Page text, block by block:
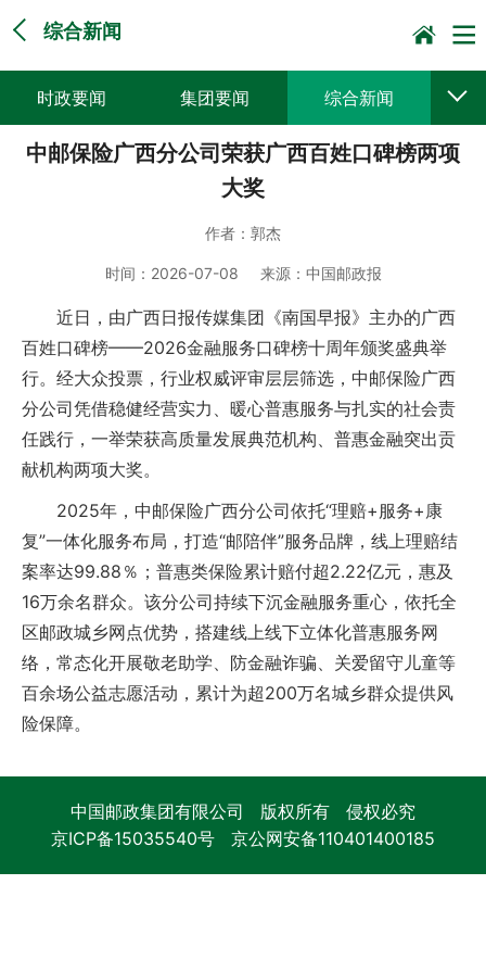
综合新闻
时政要闻 集团要闻 综合新闻
媒体聚焦 党建动态 普遍服务
中邮保险广西分公司荣获广西百姓口碑榜两项
大奖
作者： 郭杰
时间： 2026-07-08 来源： 中国邮政报
近日，由广西日报传媒集团《南国早报》主办的广西
百姓口碑榜——2026金融服务口碑榜十周年颁奖盛典举
行。经大众投票，行业权威评审层层筛选，中邮保险广西
分公司凭借稳健经营实力、暖心普惠服务与扎实的社会责
任践行，一举荣获高质量发展典范机构、普惠金融突出贡
献机构两项大奖。
2025年，中邮保险广西分公司依托“理赔+服务+康
复”一体化服务布局，打造“邮陪伴”服务品牌，线上理赔结
案率达99.88％；普惠类保险累计赔付超2.22亿元，惠及
16万余名群众。该分公司持续下沉金融服务重心，依托全
区邮政城乡网点优势，搭建线上线下立体化普惠服务网
络，常态化开展敬老助学、防金融诈骗、关爱留守儿童等
百余场公益志愿活动，累计为超200万名城乡群众提供风
险保障。
中国邮政集团有限公司 版权所有 侵权必究
京ICP备15035540号 京公网安备110401400185